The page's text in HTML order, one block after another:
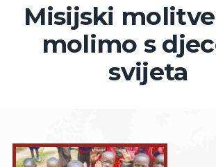
Misijski
molimo s
svijeta